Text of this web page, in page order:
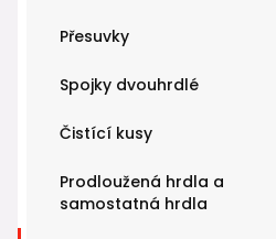
Přesuvky
Spojky dvouhrdlé
Čistící kusy
Prodloužená hrdla a
samostatná hrdla